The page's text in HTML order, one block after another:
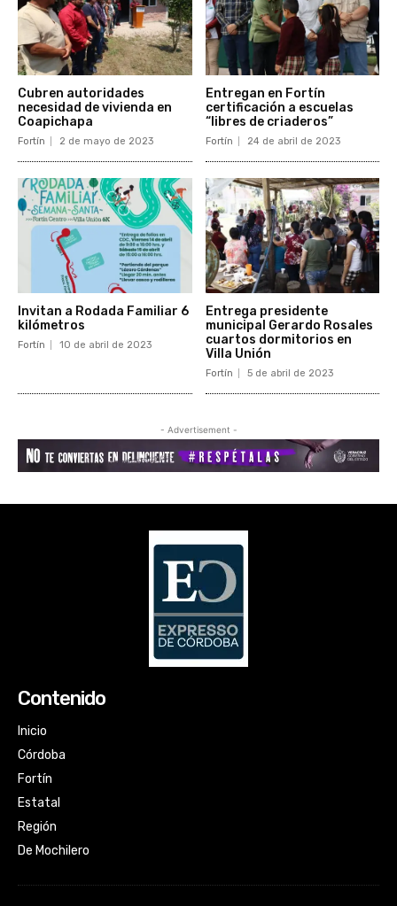
Contenido
Inicio
Córdoba
Fortín
Estatal
Región
De Mochilero